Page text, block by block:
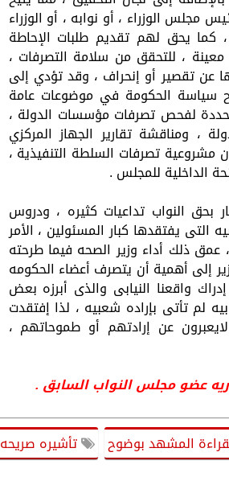
مجلس الوزراء ، أو نوابه ، أو الوزراء
كما يحق لهم تقديم طلبات الإحاطة
معينة ، للتحقق من سلامة التصرفات ،
عن تقصير أو إنحراف ، وقد تؤدي إلى
سياسة الحكومة في موضوعات عامة
لفحص تصرفات مؤسسات الدولة ،
، ومناقشة تقارير الجهاز المركزي
تصرفات السلطة التنفيذية ،
الداخلية للمجلس .
بحق النواب تداعيات كثيره ، ودروس
يفتقدها كبار المسئولين ، الأمر
ذلك أداء وزير الصحه فيما طرحته
إلى أهمية أن يتصرف أعضاء الحكومه
واقعنا النيابى والذى أبرزه بعض
لم تأتى بإراده شعبيه ، لذا إفتقدت
عن إرادتهم أو طموحاتهم ،
عضو مجلس النواب السابق .
المشهد بوضوح
تأشيره صريحه